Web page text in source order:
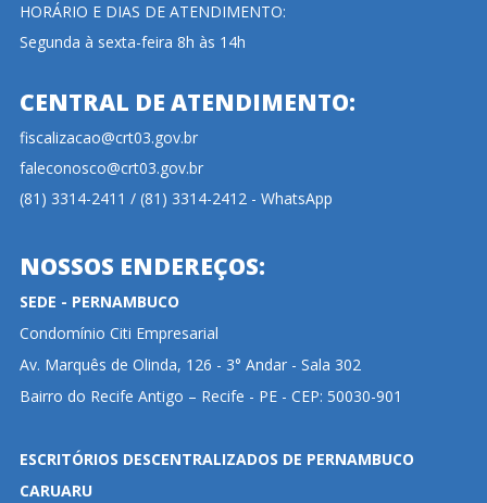
HORÁRIO E DIAS DE ATENDIMENTO:
Segunda à sexta-feira 8h às 14h
CENTRAL DE ATENDIMENTO:
fiscalizacao@crt03.gov.br
faleconosco@crt03.gov.br
(81) 3314-2411 / (81) 3314-2412 - WhatsApp
NOSSOS ENDEREÇOS:
SEDE - PERNAMBUCO
Condomínio Citi Empresarial
Av. Marquês de Olinda, 126 - 3° Andar - Sala 302
Bairro do Recife Antigo – Recife - PE - CEP: 50030-901
ESCRITÓRIOS DESCENTRALIZADOS DE PERNAMBUCO
CARUARU